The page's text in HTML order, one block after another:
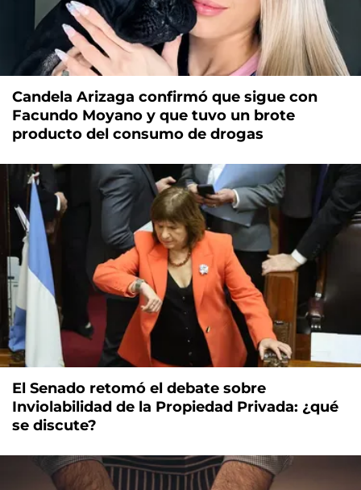
Candela Arizaga confirmó que sigue con
Facundo Moyano y que tuvo un brote
producto del consumo de drogas
El Senado retomó el debate sobre
Inviolabilidad de la Propiedad Privada: ¿qué
se discute?